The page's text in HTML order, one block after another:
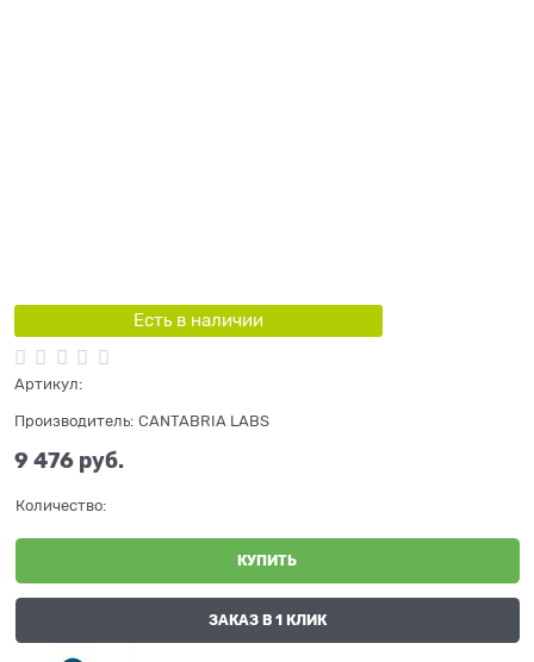
Есть в наличии
Артикул:
Производитель: CANTABRIA LABS
9 476 руб.
Количество:
КУПИТЬ
ЗАКАЗ В 1 КЛИК